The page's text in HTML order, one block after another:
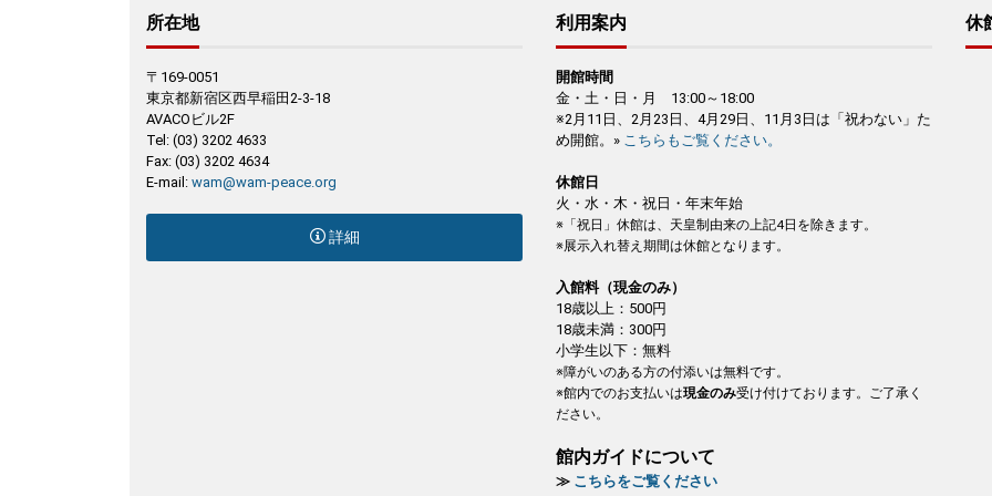
所在地
〒169-0051
東京都新宿区西早稲田2-3-18
AVACOビル2F
Tel: (03) 3202 4633
Fax: (03) 3202 4634
E-mail: wam@wam-peace.org
詳細
利用案内
開館時間
金・土・日・月 13:00～18:00
※2月11日、2月23日、4月29日、11月3日は「祝わない」た
め開館。» こちらもご覧ください。
休館日
火・水・木・祝日・年末年始
※「祝日」休館は、天皇制由来の上記4日を除きます。
※展示入れ替え期間は休館となります。
入館料（現金のみ）
18歳以上：500円
18歳未満：300円
小学生以下：無料
※障がいのある方の付添いは無料です。
※館内でのお支払いは現金のみ受け付けております。ご了承く
ださい。
館内ガイドについて
≫ こちらをご覧ください
休